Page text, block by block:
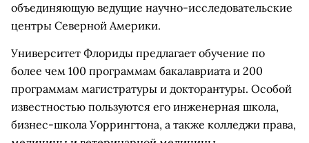
объединяющую ведущие научно-исследовательские
центры Северной Америки.
Университет Флориды предлагает обучение по
более чем 100 программам бакалавриата и 200
программам магистратуры и докторантуры. Особой
известностью пользуются его инженерная школа,
бизнес-школа Уоррингтона, а также колледжи права,